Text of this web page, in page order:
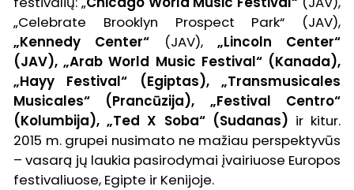
„Celebrate Brooklyn Prospect Park“ (JAV),
„Kennedy Center“
(JAV), „Lincoln Center“
(JAV), „Arab World Music Festival“ (Kanada),
„Hayy Festival“ (Egiptas), „Transmusicales
Musicales“ (Prancūzija), „Festival Centro“
(Kolumbija), „Ted X Soba“ (Sudanas) ir kitur.
2015 m. grupei nusimato ne mažiau perspektyvūs
– vasarą jų laukia pasirodymai įvairiuose Europos
festivaliuose, Egipte ir Kenijoje.